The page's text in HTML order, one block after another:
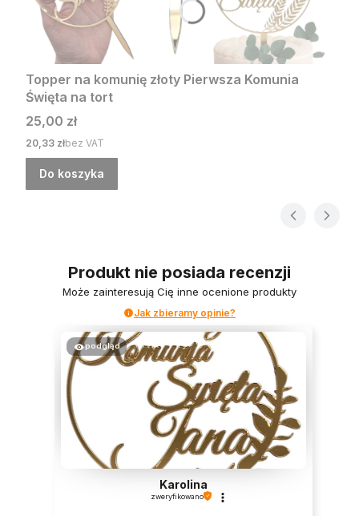
Topper na komunię złoty Pierwsza Komunia
Święta na tort
Cena
25,00 zł
Cena
20,33 złbez VAT
Do koszyka
Produkt nie posiada recenzji
Może zainteresują Cię inne ocenione produkty
Jak zbieramy opinie?
podgląd
Karolina
zweryfikowano